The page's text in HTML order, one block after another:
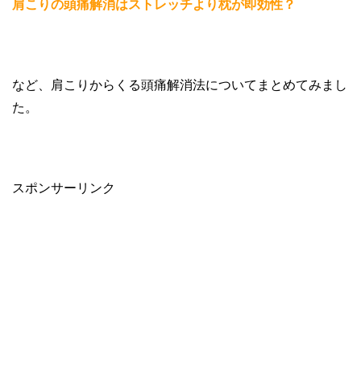
肩こりの頭痛解消はストレッチより枕が即効性？
など、肩こりからくる頭痛解消法についてまとめてみまし
た。
スポンサーリンク